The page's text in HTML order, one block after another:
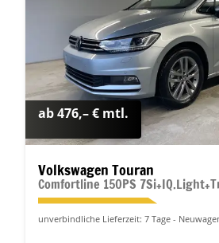
ab 476,– € mtl.
Volkswagen Touran
unverbindliche Lieferzeit: 7 Tage